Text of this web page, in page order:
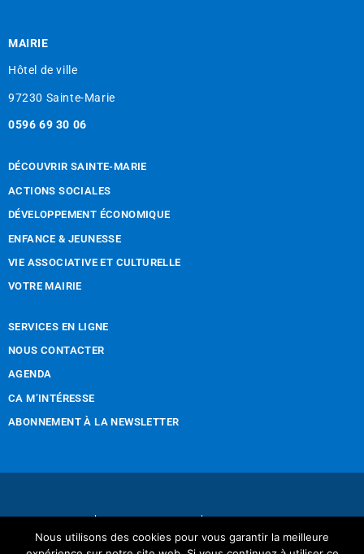
MAIRIE
Hôtel de ville
97230 Sainte-Marie
0596 69 30 06
DÉCOUVRIR SAINTE-MARIE
ACTIONS SOCIALES
DÉVELOPPEMENT ÉCONOMIQUE
ENFANCE & JEUNESSE
VIE ASSOCIATIVE ET CULTURELLE
VOTRE MAIRIE
SERVICES EN LIGNE
NOUS CONTACTER
AGENDA
CA M’INTÉRESSE
ABONNEMENT À LA NEWSLETTER
Réalisation Tintamarre & Co
Nous utilisons des cookies pour vous garantir la meilleure